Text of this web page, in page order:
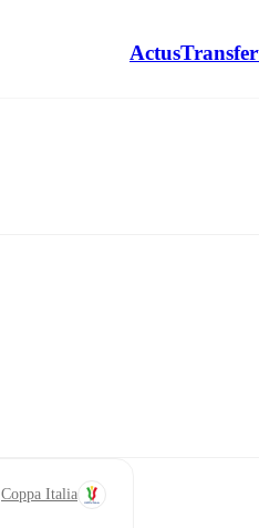
Actus
Coppa Italia